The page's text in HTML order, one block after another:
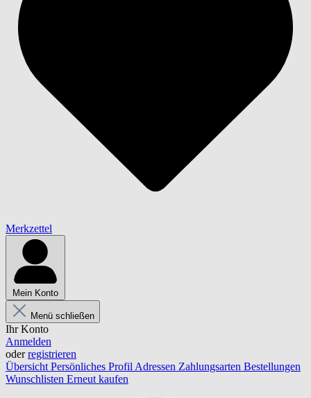
Merkzettel
Mein Konto
Menü schließen
Ihr Konto
Anmelden
oderregistrieren
Übersicht Persönliches Profil Adressen Zahlungsarten Bestellungen
Wunschlisten Erneut kaufen